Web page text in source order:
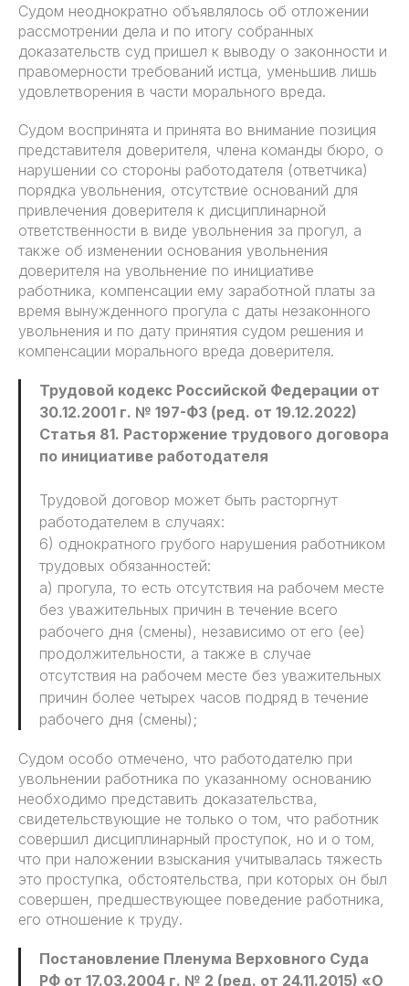
Судом неоднократно объявлялось об отложении
рассмотрении дела и по итогу собранных
доказательств суд пришел к выводу о законности и
правомерности требований истца, уменьшив лишь
удовлетворения в части морального вреда.
Судом воспринята и принята во внимание позиция
представителя доверителя, члена команды бюро, о
нарушении со стороны работодателя (ответчика)
порядка увольнения, отсутствие оснований для
привлечения доверителя к дисциплинарной
ответственности в виде увольнения за прогул, а
также об изменении основания увольнения
доверителя на увольнение по инициативе
работника, компенсации ему заработной платы за
время вынужденного прогула с даты незаконного
увольнения и по дату принятия судом решения и
компенсации морального вреда доверителя.
Трудовой кодекс Российской Федерации от
30.12.2001 г. № 197-ФЗ (ред. от 19.12.2022)
Статья 81. Расторжение трудового договора
по инициативе работодателя
Трудовой договор может быть расторгнут
работодателем в случаях:
6) однократного грубого нарушения работником
трудовых обязанностей:
а) прогула, то есть отсутствия на рабочем месте
без уважительных причин в течение всего
рабочего дня (смены), независимо от его (ее)
продолжительности, а также в случае
отсутствия на рабочем месте без уважительных
причин более четырех часов подряд в течение
рабочего дня (смены);
Судом особо отмечено, что работодателю при
увольнении работника по указанному основанию
необходимо представить доказательства,
свидетельствующие не только о том, что работник
совершил дисциплинарный проступок, но и о том,
что при наложении взыскания учитывалась тяжесть
это проступка, обстоятельства, при которых он был
совершен, предшествующее поведение работника,
его отношение к труду.
Постановление Пленума Верховного Суда
РФ от 17.03.2004 г. № 2 (ред. от 24.11.2015) «О